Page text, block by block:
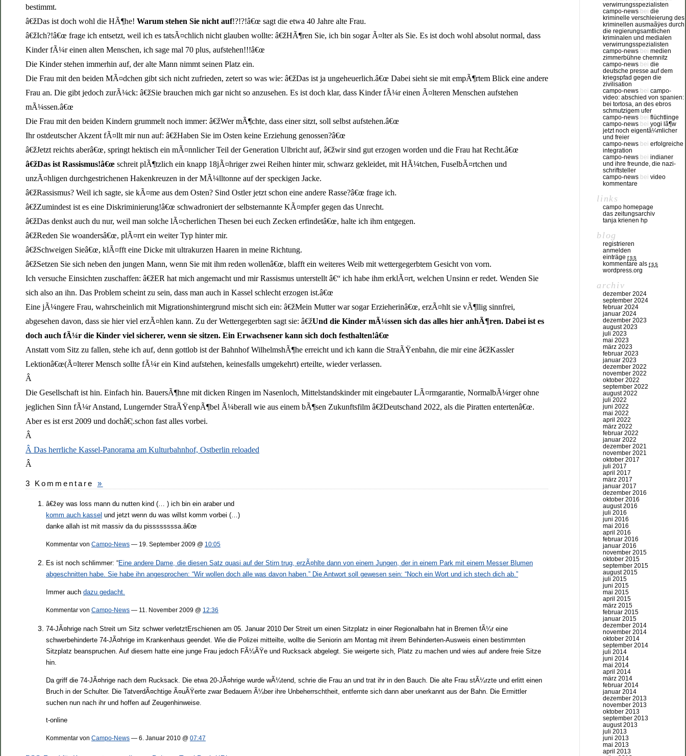
bestimmt.
â€žDas ist doch wohl die HÃ¶he! Warum stehen Sie nicht auf!?!?!â€œ sagt die etwa 40 Jahre alte Frau.
â€žIch?!â€œ frage ich entsetzt, weil ich es tatsÃ¤chlich nicht glauben wollte: â€žHÃ¶ren Sie, ich bin sogar Ã¤lter als Sie. Es ist doch wohl absolut normal, dass
Kinder fÃ¼r einen alten Menschen, ich sage mal 70 plus, aufstehen!!!â€œ
Die Kinder stehen immerhin auf, der alte Mann nimmt seinen Platz ein.
Die Frau mit den beiden MÃ¤dchen gibt sich nicht zufrieden, zetert so was wie: â€žDas ist ja ungeheuerlich.â€œ Dabei sieht sie mit empÃ¶rtem Blick eine andere
Frau an. Die gibt jedoch zurÃ¼ck: â€žSie brauchen mich gar nicht so anzusehen. Es ist doch klar, dass Kinder fÃ¼r einen Ã¤lteren Menschen aufstehen
mÃ¼ssen.â€œ
Die Frau mit den beiden Kindern grummelt noch immer: â€žWer mÃ¶chte, dass einer sitzt, soll selbst aufstehen.â€œ
Ihr ostdeutscher Akzent fÃ¤llt mir nun auf: â€žHaben Sie im Osten keine Erziehung genossen?â€œ
â€žJetzt reichts aberâ€œ, springt hektisch ein mÃ¤nnlicher Teil der Generation Ulbricht auf, â€žwir sind gut erzogen worden und die Frau hat Recht.â€œ
â€žDas ist Rassismus!â€œ schreit plÃ¶tzlich ein knapp 18jÃ¤hriger zwei Reihen hinter mir, schwarz gekleidet, mit HÃ¼tchen, FuselbÃ¤rtchen und
unzÃ¤hligen durchgestrichenen Hakenkreuzen in der MÃ¼lltonne auf der speckigen Jacke.
â€žRassismus? Weil ich sagte, sie kÃ¤me aus dem Osten? Sind Ostler jetzt schon eine andere Rasse?â€œ frage ich.
â€žZumindest ist es eine Diskriminierung!â€œ schwadroniert der selbsternannte KÃ¤mpfer gegen das Unrecht.
â€žDas denkst auch du nur, weil man solche lÃ¤cherlichen Thesen bei euch Zecken erfindetâ€œ, halte ich ihm entgegen.
â€žReden Sie woandersâ€œ, plÃ¤rrt ein weiter Typ hinter mir.
â€žSchweigen Sieâ€œ, klÃ¤fft eine Dicke mit ultrakurzen Haaren in meine Richtung.
â€žSetzen Sie sich neben den jungen Mann, wenn Sie mit ihm reden wollenâ€œ, blafft ein weiteres Weib mit wettergegerbtem Gesicht von vorn.
Ich versuche Einsichten zuschaffen: â€žER hat mich angemacht und mir Rassismus unterstellt â€“ ich habe ihm erklÃ¤rt, welchen Unsinn er redet. Wenden Sie
sich also an ihn. Das Problem scheint zu sein, dass man auch in Kassel schlecht erzogen ist.â€œ
Eine jÃ¼ngere Frau, wahrscheinlich mit Migrationshintergrund mischt sich ein: â€žMein Mutter war sogar Erzieherinâ€œ, erzÃ¤hlt sie vÃ¶llig sinnfrei,
abgesehen davon, dass sie hier viel erzÃ¤hlen kann. Zu der Wettergegerbten sagt sie: â€žUnd die Kinder mÃ¼ssen sich das alles hier anhÃ¶ren. Dabei ist es
doch auch fÃ¼r die Kinder viel sicherer, wenn sie sitzen. Ein Erwachsener kann sich doch festhalten!â€œ
Anstatt vom Sitz zu fallen, stehe ich auf, denn gottlob ist der Bahnhof WilhelmshÃ¶he erreicht und ich kann die StraÃŸenbahn, die mir eine â€žKassler
Lektionâ€œ(Ã¤lterer Mensch sollte fÃ¼r ein Kind aufstehen, keinesfalls umgekehrt) erteilte, wieder verlassen.
Â
Die Gesellschaft ist hin. Einfach hin. BauersÃ¶hne mit dicken Ringen im Nasenloch, Mittelstandskinder mit eingebauter LÃ¤rmgarantie, NormalbÃ¼rger ohne
jeglichen Sinn fÃ¼r Anstand, Lungernder StraÃŸenpÃ¶bel Ã¼berall wie aus einem bÃ¶sen Zukunftsfilm â€žDeutschand 2022, als die Piratten entertenâ€œ.
Aber es ist erst 2009 und dochâ€¦.schon fast alles vorbei.
Â
Â Das herrliche Kassel-Panorama am Kulturbahnhof, Ostberlin reloaded
Â
3 Kommentare »
â€žey was loss mann du nutten kind (… ) ich bin ein araber und
komm auch kassel und jetzt wenn du was willst komm vorbei (…)
danke allah ist mit massiv da du pissssssssa.â€œ
Kommentar von Campo-News — 19. September 2009 @ 10:05
Es ist noch schlimmer: “Eine andere Dame, die diesen Satz quasi auf der Stirn trug, erzÃ¤hlte dann von einem Jungen, der in einem Park mit einem Messer Blumen
abgeschnitten habe. Sie habe ihn angesprochen: “Wir wollen doch alle was davon haben.” Die Antwort soll gewesen sein: “Noch ein Wort und ich stech dich ab.”
Immer auch dazu gedacht.
Kommentar von Campo-News — 11. November 2009 @ 12:36
74-JÃ¤hrige nach Streit um Sitz schwer verletztErschienen am 05. Januar 2010 Der Streit um einen Sitzplatz in einer Regionalbahn hat in Bremen fÃ¼r eine
schwerbehinderte 74-JÃ¤hrige im Krankenhaus geendet. Wie die Polizei mitteilte, wollte die Seniorin am Montag mit ihrem Behinderten-Ausweis einen bestimmten
Sitzplatz beanspruchen. Auf diesem hatte eine junge Frau jedoch FÃ¼ÃŸe und Rucksack abgelegt. Sie weigerte sich, Platz zu machen und wies auf andere freie Sitze
hin.
Da griff die 74-JÃ¤hrige nach dem Rucksack. Die etwa 20-JÃ¤hrige wurde wÃ¼tend, schrie die Frau an und trat ihr in den Bauch. Die alte Frau stÃ¼rzte und erlitt einen
Bruch in der Schulter. Die TatverdÃ¤chtige Ã¤uÃŸerte zwar Bedauern Ã¼ber ihre Unbeherrschtheit, entfernte sich dann aber unerkannt aus der Bahn. Die Ermittler
suchen nun nach ihr und hoffen auf Zeugenhinweise.
t-online
Kommentar von Campo-News — 6. Januar 2010 @ 07:47
verwirrungsspezialisten
campo-news bei die
kriminelle verschleierung des
kriminellen ausmaãÿes durch
die regierungsamtlichen
kriminalen und medialen
verwirrungsspezialisten
campo-news bei medien
zimmerbühne chemnitz
campo-news bei die
deutsche presse auf dem
kriegspfad gegen die
zivilisation
campo-news bei campo-
video: abschied von spanien:
bei tortosa, an des ebros
schmutzigem ufer
campo-news bei flüchtlinge
campo-news bei yogi lã¶w
jetzt noch eigentã¼mlicher
und freier
campo-news bei erfolgreiche
integration
campo-news bei indianer
und ihre freunde, die nazi-
schriftsteller
campo-news bei video
kommentare
links
campo homepage
das zeitungsarchiv
tanja krienen hp
blog
registrieren
anmelden
einträge rss
kommentare als rss
wordpress.org
archiv
dezember 2024
september 2024
februar 2024
januar 2024
dezember 2023
august 2023
juli 2023
mai 2023
märz 2023
februar 2023
januar 2023
dezember 2022
november 2022
oktober 2022
september 2022
august 2022
juli 2022
juni 2022
mai 2022
april 2022
märz 2022
februar 2022
januar 2022
dezember 2021
november 2021
oktober 2017
juli 2017
april 2017
märz 2017
januar 2017
dezember 2016
oktober 2016
august 2016
juli 2016
juni 2016
mai 2016
april 2016
februar 2016
januar 2016
november 2015
oktober 2015
september 2015
august 2015
juli 2015
juni 2015
mai 2015
april 2015
märz 2015
februar 2015
januar 2015
dezember 2014
november 2014
oktober 2014
september 2014
juli 2014
juni 2014
mai 2014
april 2014
märz 2014
februar 2014
januar 2014
dezember 2013
november 2013
oktober 2013
september 2013
august 2013
juli 2013
juni 2013
mai 2013
april 2013